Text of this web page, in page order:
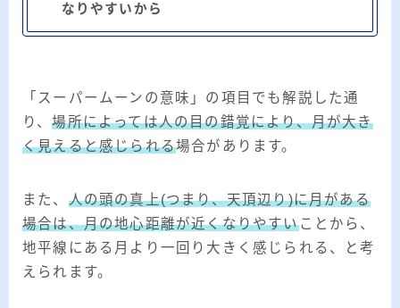
なりやすいから
「スーパームーンの意味」の項目でも解説した通
り、場所によっては人の目の錯覚により、月が大き
く見えると感じられる場合があります。
また、 人の頭の真上(つまり、天頂辺り)に月がある
場合は、月の地心距離が近くなりやすいことから、
地平線にある月より一回り大きく感じられる、と考
えられます。